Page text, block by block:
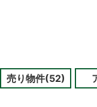
売り物件(52)